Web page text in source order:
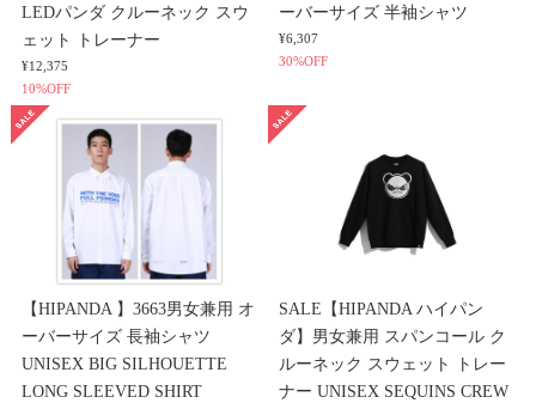
LEDパンダ クルーネック スウ
ェット トレーナー
¥12,375
10%OFF
ーバーサイズ 半袖シャツ
¥6,307
30%OFF
【HIPANDA 】3663男女兼用 オ
ーバーサイズ 長袖シャツ
UNISEX BIG SILHOUETTE
LONG SLEEVED SHIRT
SALE【HIPANDA ハイパン
ダ】男女兼用 スパンコール ク
ルーネック スウェット トレー
ナー UNISEX SEQUINS CREW